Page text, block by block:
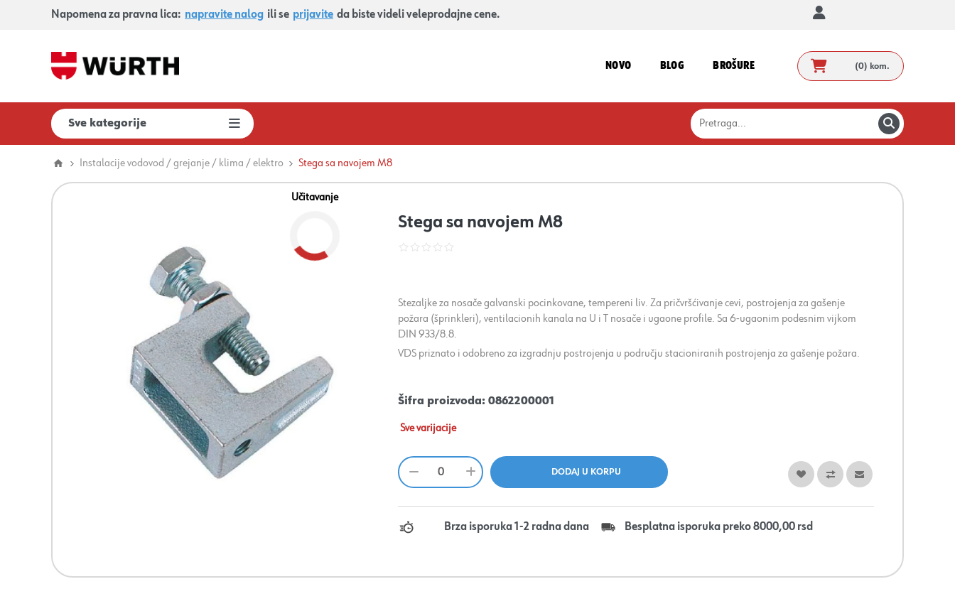
Napomena za pravna lica: napravite nalog ili se prijavite da biste videli veleprodajne cene.
NOVO BLOG BROŠURE (0) kom.
Sve kategorije
Instalacije vodovod / grejanje / klima / elektro Stega sa navojem M8
Učitavanje
Stega sa navojem M8
Stezaljke za nosače galvanski pocinkovane, tempereni liv. Za pričvršćivanje cevi, postrojenja za gašenje
požara (šprinkleri), ventilacionih kanala na U i T nosače i ugaone profile. Sa 6-ugaonim podesnim vijkom
DIN 933/8.8.
VDS priznato i odobreno za izgradnju postrojenja u području stacioniranih postrojenja za gašenje požara.
Šifra proizvoda: 0862200001
Sve varijacije
Brza isporuka 1-2 radna dana Besplatna isporuka preko 8000,00 rsd